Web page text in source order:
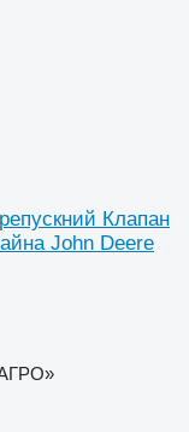
Клапан
John Deere